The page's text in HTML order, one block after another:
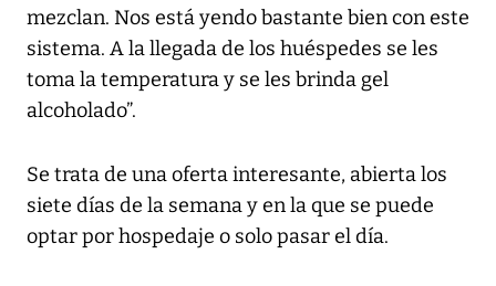
mezclan. Nos está yendo bastante bien con este
sistema. A la llegada de los huéspedes se les
toma la temperatura y se les brinda gel
alcoholado”.
Se trata de una oferta interesante, abierta los
siete días de la semana y en la que se puede
optar por hospedaje o solo pasar el día.